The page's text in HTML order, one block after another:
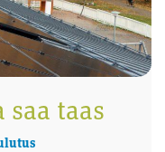
taas